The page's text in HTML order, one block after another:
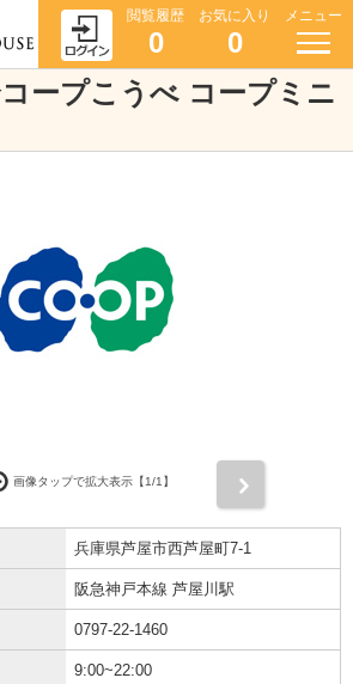
閲覧履歴
0
お気に入り
0
メニュー
ープこうべ コープミニ
画像タップで拡大表示【1/1】
兵庫県芦屋市西芦屋町7-1
阪急神戸本線 芦屋川駅
0797-22-1460
9:00~22:00